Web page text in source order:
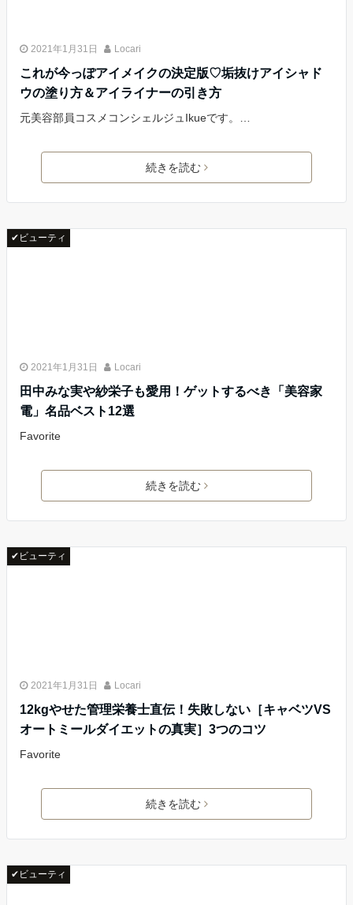
2021年1月31日 Locari
これが今っぽアイメイクの決定版♡垢抜けアイシャド
ウの塗り方＆アイライナーの引き方
元美容部員コスメコンシェルジュIkueです。…
続きを読む
✔ビューティ
2021年1月31日 Locari
田中みな実や紗栄子も愛用！ゲットするべき「美容家
電」名品ベスト12選
Favorite
続きを読む
✔ビューティ
2021年1月31日 Locari
12kgやせた管理栄養士直伝！失敗しない［キャベツVS
オートミールダイエットの真実］3つのコツ
Favorite
続きを読む
✔ビューティ